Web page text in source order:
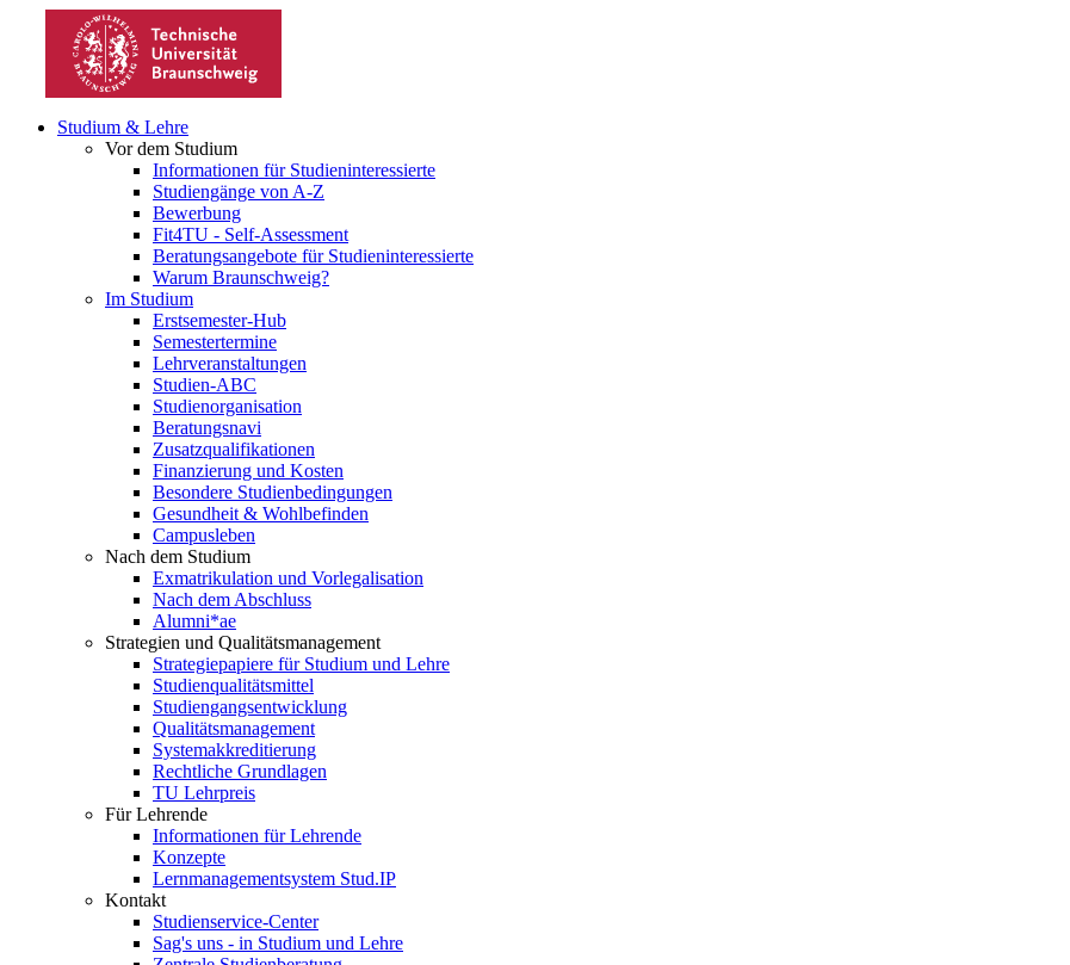
Studium & Lehre
Vor dem Studium
Informationen für Studieninteressierte
Studiengänge von A-Z
Bewerbung
Fit4TU - Self-Assessment
Beratungsangebote für Studieninteressierte
Warum Braunschweig?
Im Studium
Erstsemester-Hub
Semestertermine
Lehrveranstaltungen
Studien-ABC
Studienorganisation
Beratungsnavi
Zusatzqualifikationen
Finanzierung und Kosten
Besondere Studienbedingungen
Gesundheit & Wohlbefinden
Campusleben
Nach dem Studium
Exmatrikulation und Vorlegalisation
Nach dem Abschluss
Alumni*ae
Strategien und Qualitätsmanagement
Strategiepapiere für Studium und Lehre
Studienqualitätsmittel
Studiengangsentwicklung
Qualitätsmanagement
Systemakkreditierung
Rechtliche Grundlagen
TU Lehrpreis
Für Lehrende
Informationen für Lehrende
Konzepte
Lernmanagementsystem Stud.IP
Kontakt
Studienservice-Center
Sag's uns - in Studium und Lehre